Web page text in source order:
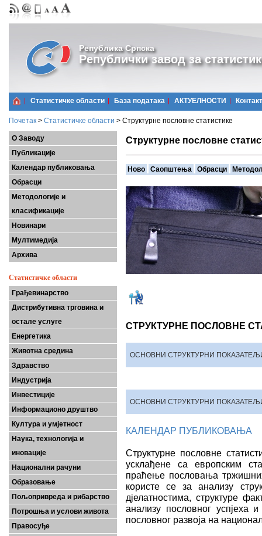
Република Српска
Републички завод за
Статистичке области Базa података АКТУЕЛНОСТИ Контакт
Почетак > Статистичке области > Структурне пословне статистике
О Заводу
Публикације
Календар публиковања
Обрасци
Методологије и
класификације
Новинари
Мултимедија
Архива
Статистичке области
Грађевинарство
Дистрибутивна трговина и
остале услуге
Енергетика
Животна средина
Здравство
Индустрија
Инвестиције
Информационо друштво
Култура и умјетност
Наука, технологија и
иновације
Национални рачуни
Образовање
Пољопривреда и рибарство
Потрошња и услови живота
Правосуђе
Структурне пословне
Ново Саопштења Обрасци
СТРУКТУРНЕ ПОСЛОВНЕ
ОСНОВНИ СТРУКТУРНИ
ОСНОВНИ СТРУКТУРНИ
КАЛЕНДАР ПУБЛИКОВАЊА
Структурне пословне
усклађене са европским
праћење пословања
користе се за анализу
дјелатностима, структуре
анализу пословног успјеха
пословног развоја на